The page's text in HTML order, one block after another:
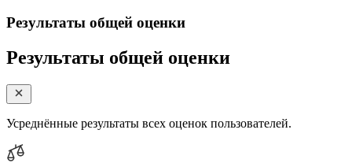
Результаты общей оценки
Результаты общей оценки
Усреднённые результаты всех оценок пользователей.